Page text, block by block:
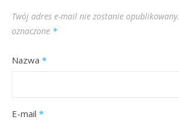
Twój adres e-mail nie zostanie opublikowany.
oznaczone *
Nazwa *
E-mail *